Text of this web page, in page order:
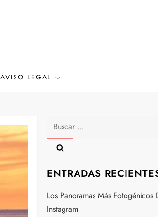
AVISO LEGAL
Buscar:
ENTRADAS
Los Panoramas Más Fotogénicos
Instagram